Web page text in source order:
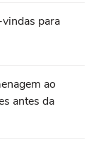
para
ao
antes da